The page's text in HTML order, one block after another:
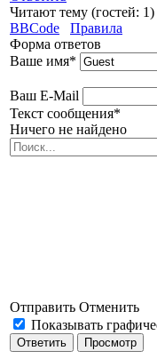
Читают тему (гостей: 1)
BBCode
Правила
Форма ответов
Ваше имя*
Ваш E-Mail
Текст сообщения*
Ничего не найдено
Отправить Отменить
Показывать